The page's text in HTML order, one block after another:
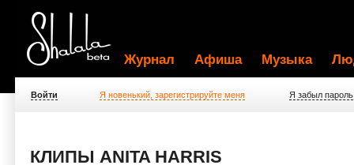
Журнал Афиша Музыка
Войти Я новенький, зарегистрируйте меня Я забыл пароль
КЛИПЫ ANITA HARRIS